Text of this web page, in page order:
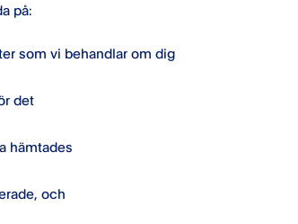
på:
som vi behandlar om dig
det
hämtades
och